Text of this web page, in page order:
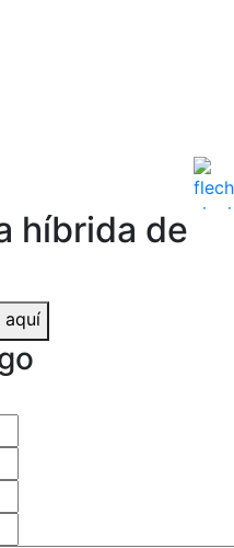
híbrida de
aquí